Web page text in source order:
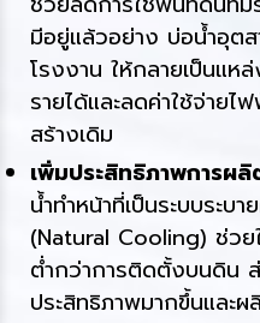
มีอยู่แล้วอย่าง บ่อน้ำอุต
โรงงาน ให้กลายเป็นแ
รายได้และลดค่าใช้จ่าย
สร้างเดิม
เพิ่มประสิทธิภาพการผ
น้ำทำหน้าที่เป็นระบบระบ
(Natural Cooling) ช่วย
ต่ำกว่าการติดตั้งบนดิน ส่
ประสิทธิภาพมากขึ้นและ